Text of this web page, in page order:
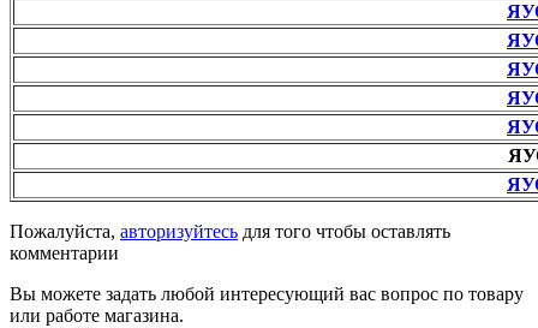
Пожалуйста, авторизуйтесь для того чтобы оставлять
комментарии
Вы можете задать любой интересующий вас вопрос по товару
или работе магазина.